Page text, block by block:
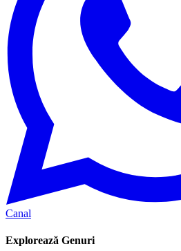
Canal
Explorează Genuri